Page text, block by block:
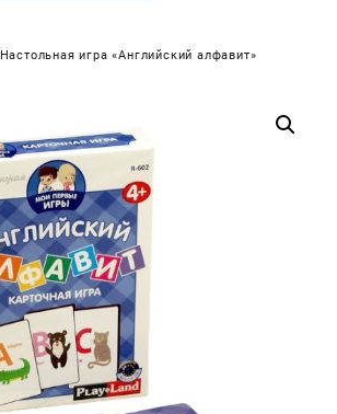
Настольная игра «Английский алфавит»